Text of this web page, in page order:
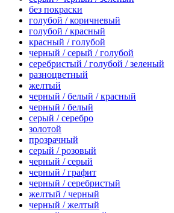
без покраски
голубой / коричневый
голубой / красный
красный / голубой
черный / серый / голубой
серебристый / голубой / зеленый
разноцветный
желтый
черный / белый / красный
черный / белый
серый / серебро
золотой
прозрачный
серый / розовый
черный / серый
черный / графит
черный / серебристый
желтый / черный
черный / желтый